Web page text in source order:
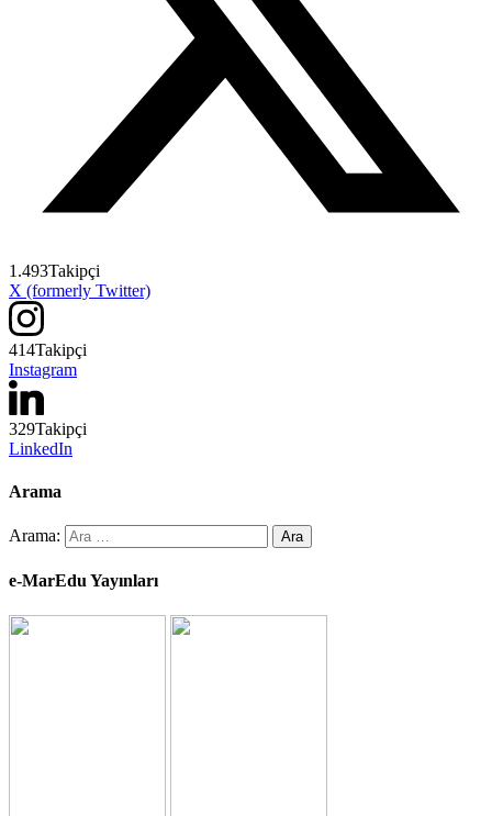
1.493Takipçi
X (formerly Twitter)
414Takipçi
Instagram
329Takipçi
LinkedIn
Arama
Arama:
e-MarEdu Yayınları